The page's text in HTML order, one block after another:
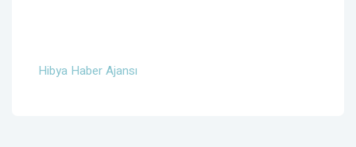
Hibya Haber Ajansı